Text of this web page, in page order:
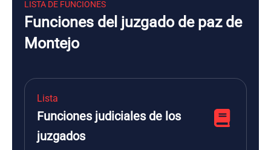
LISTA DE FUNCIONES
Funciones del juzgado de paz de
Montejo
Lista
Funciones judiciales de los
juzgados